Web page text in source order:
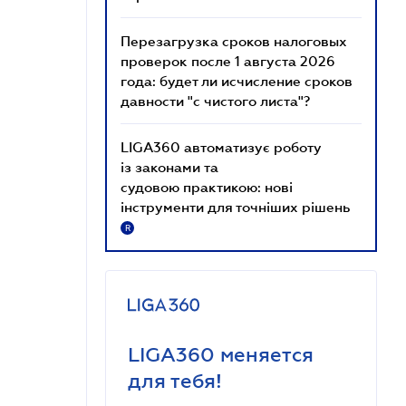
Перезагрузка сроков налоговых
проверок после 1 августа 2026
года: будет ли исчисление сроков
давности "с чистого листа"?
LIGA360 автоматизує роботу
із законами та
судовою практикою: нові
інструменти для точніших рішень
R
LIGA360 меняется
для тебя!